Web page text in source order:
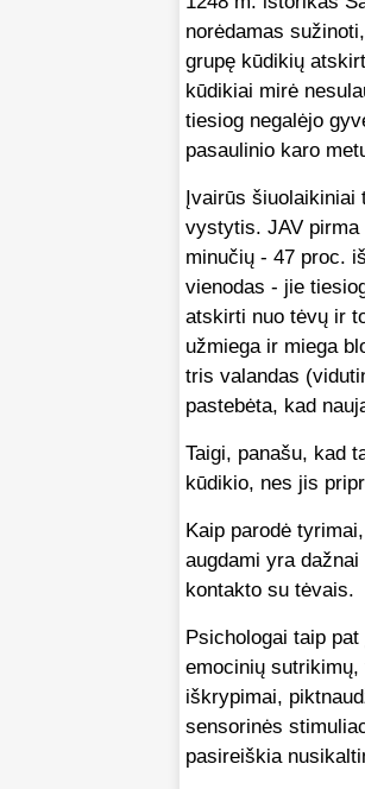
norėdamas
grupę kūdikių
kūdikiai mirė
tiesiog negalėjo
pasaulinio karo
Įvairūs
vystytis. JAV pirma
minučių - 47 proc.
vienodas - jie
atskirti nuo tėvų ir
užmiega ir miega
tris valandas
pastebėta, kad
Taigi, panašu, kad
kūdikio, nes jis
Kaip parodė
augdami yra
kontakto su tėvais.
Psichologai taip
emocinių
iškrypimai,
sensorinės
pasireiškia